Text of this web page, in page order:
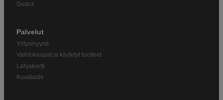
Godox
Palvelut
Yritysmyynti
Vaihtokaupat ja käytetyt tuotteet
Lahjakortti
Kuvataide